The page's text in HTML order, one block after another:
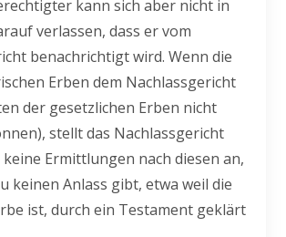
kann sich aber nicht in
verlassen, dass er vom
benachrichtigt wird. Wenn die
Erben dem Nachlassgericht
der gesetzlichen Erben nicht
stellt das Nachlassgericht
keine Ermittlungen nach diesen an,
keinen Anlass gibt, etwa weil die
ist, durch ein Testament geklärt